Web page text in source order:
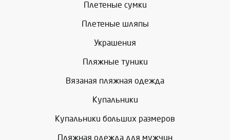
Плетеные сумки
Плетеные шляпы
Украшения
Пляжные туники
Вязаная пляжная одежда
Купальники
Купальники больших размеров
Пляжная одежда для мужчин